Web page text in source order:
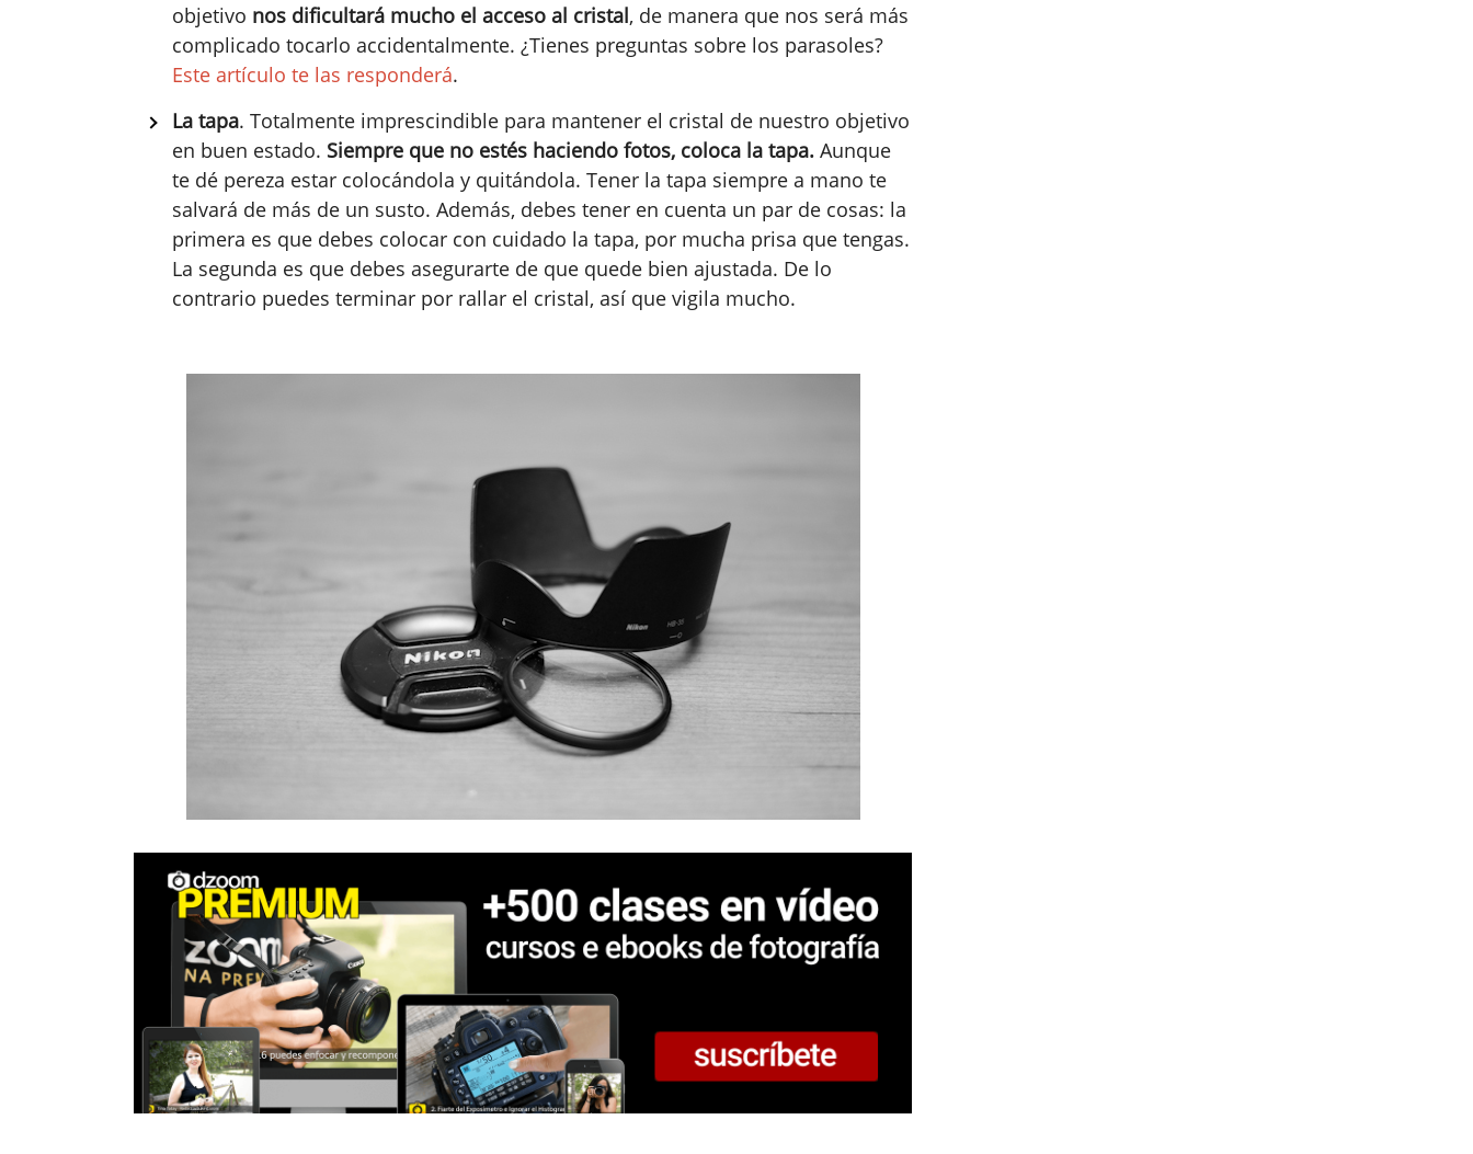
objetivo nos dificultará mucho el acceso al cristal, de manera que nos será más
complicado tocarlo accidentalmente. ¿Tienes preguntas sobre los parasoles?
Este artículo te las responderá.
La tapa. Totalmente imprescindible para mantener el cristal de nuestro objetivo
en buen estado. Siempre que no estés haciendo fotos, coloca la tapa. Aunque
te dé pereza estar colocándola y quitándola. Tener la tapa siempre a mano te
salvará de más de un susto. Además, debes tener en cuenta un par de cosas: la
primera es que debes colocar con cuidado la tapa, por mucha prisa que tengas.
La segunda es que debes asegurarte de que quede bien ajustada. De lo
contrario puedes terminar por rallar el cristal, así que vigila mucho.